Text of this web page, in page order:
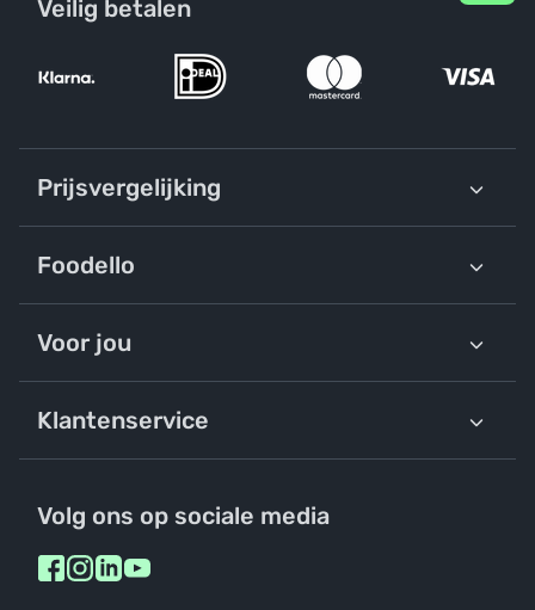
Veilig betalen
Prijsvergelijking
Foodello
Voor jou
Klantenservice
Volg ons op sociale media